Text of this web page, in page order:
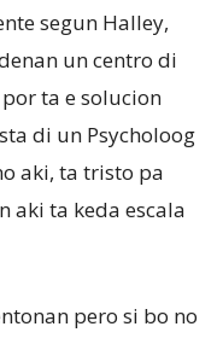
segun Halley,
un centro di
ta e solucion
di un Psycholoog
aki, ta tristo pa
aki ta keda escala
pero si bo no